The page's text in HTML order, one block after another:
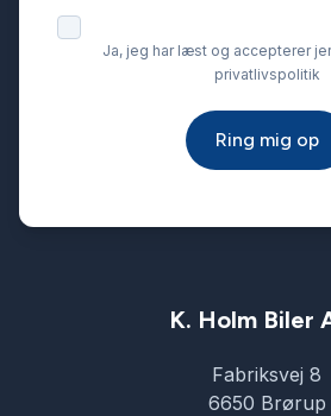
ISOFIX
kørecomputer
læderindtræk
Ja, jeg har læst og accepterer
privatlivspolitik
Ring mig op
K. Holm Biler
Fabriksvej 8
6650 Brørup